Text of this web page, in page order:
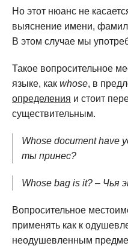
Но этот нюанс не
выяснение имени,
В этом случае мы
Такое вопросительное
языке, как whose, в
определения и стоит
существительным.
Whose document have
ты принес?
Whose bag is it? – Чья
Вопросительное
применять как к
неодушевленным